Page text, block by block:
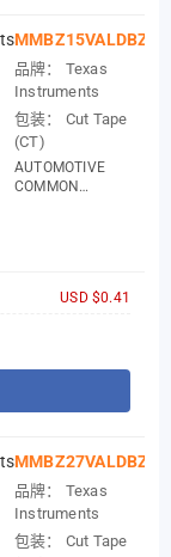
品牌：
Texas
Instruments
包装：
Cut Tape
(CT)
AUTOMOTIVE
COMMON
USD $0.41
品牌：
Texas
Instruments
包装：
Cut Tape